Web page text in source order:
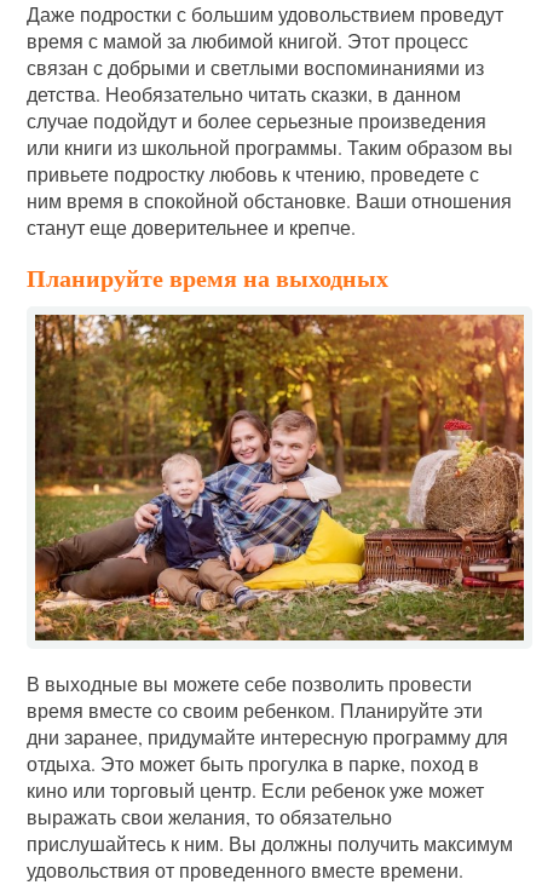
Даже подростки с большим удовольствием проведут
время с мамой за любимой книгой. Этот процесс
связан с добрыми и светлыми воспоминаниями из
детства. Необязательно читать сказки, в данном
случае подойдут и более серьезные произведения
или книги из школьной программы. Таким образом вы
привьете подростку любовь к чтению, проведете с
ним время в спокойной обстановке. Ваши отношения
станут еще доверительнее и крепче.
Планируйте время на выходных
В выходные вы можете себе позволить провести
время вместе со своим ребенком. Планируйте эти
дни заранее, придумайте интересную программу для
отдыха. Это может быть прогулка в парке, поход в
кино или торговый центр. Если ребенок уже может
выражать свои желания, то обязательно
прислушайтесь к ним. Вы должны получить максимум
удовольствия от проведенного вместе времени.